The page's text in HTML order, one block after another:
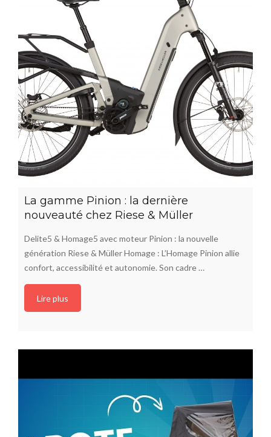
La gamme Pinion : la dernière
nouveauté chez Riese & Müller
Delite5 & Homage5 avec moteur Pinion : la nouvelle
génération Riese & Müller Homage : L’Homage Pinion allie
confort, accessibilité et autonomie. Son cadre …
Lire plus